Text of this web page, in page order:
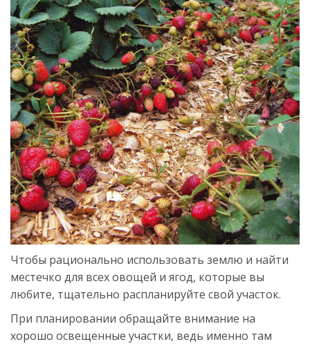
Чтобы рационально использовать землю и найти
местечко для всех овощей и ягод, которые вы
любите, тщательно распланируйте свой участок.
При планировании обращайте внимание на
хорошо освещенные участки, ведь именно там